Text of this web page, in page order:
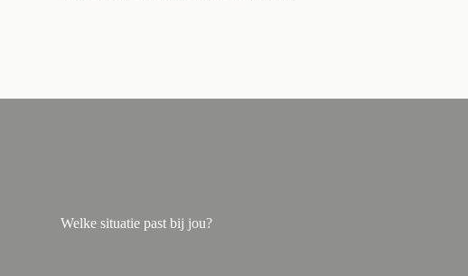
Welke situatie past bij jou?